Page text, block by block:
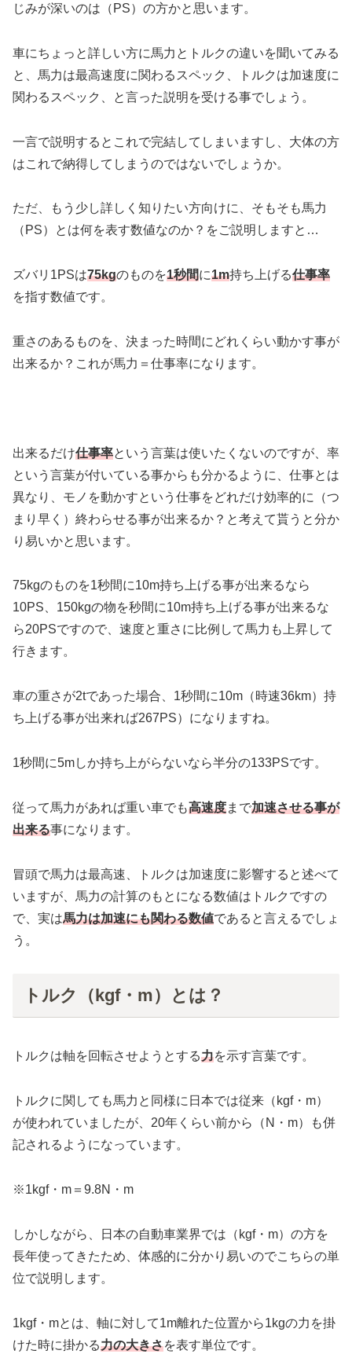
じみが深いのは（PS）の方かと思います。
車にちょっと詳しい方に馬力とトルクの違いを聞いてみる
と、馬力は最高速度に関わるスペック、トルクは加速度に
関わるスペック、と言った説明を受ける事でしょう。
一言で説明するとこれで完結してしまいますし、大体の方
はこれで納得してしまうのではないでしょうか。
ただ、もう少し詳しく知りたい方向けに、そもそも馬力
（PS）とは何を表す数値なのか？をご説明しますと…
ズバリ1PSは75kgのものを1秒間に1m持ち上げる仕事率
を指す数値です。
重さのあるものを、決まった時間にどれくらい動かす事が
出来るか？これが馬力＝仕事率になります。
出来るだけ仕事率という言葉は使いたくないのですが、率
という言葉が付いている事からも分かるように、仕事とは
異なり、モノを動かすという仕事をどれだけ効率的に（つ
まり早く）終わらせる事が出来るか？と考えて貰うと分か
り易いかと思います。
75kgのものを1秒間に10m持ち上げる事が出来るなら
10PS、150kgの物を秒間に10m持ち上げる事が出来るな
ら20PSですので、速度と重さに比例して馬力も上昇して
行きます。
車の重さが2tであった場合、1秒間に10m（時速36km）持
ち上げる事が出来れば267PS）になりますね。
1秒間に5mしか持ち上がらないなら半分の133PSです。
従って馬力があれば重い車でも高速度まで加速させる事が
出来る事になります。
冒頭で馬力は最高速、トルクは加速度に影響すると述べて
いますが、馬力の計算のもとになる数値はトルクですの
で、実は馬力は加速にも関わる数値であると言えるでしょ
う。
トルク（kgf・m）とは？
トルクは軸を回転させようとする力を示す言葉です。
トルクに関しても馬力と同様に日本では従来（kgf・m）
が使われていましたが、20年くらい前から（N・m）も併
記されるようになっています。
※1kgf・m＝9.8N・m
しかしながら、日本の自動車業界では（kgf・m）の方を
長年使ってきたため、体感的に分かり易いのでこちらの単
位で説明します。
1kgf・mとは、軸に対して1m離れた位置から1kgの力を掛
けた時に掛かる力の大きさを表す単位です。